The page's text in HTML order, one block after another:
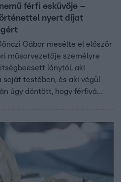
férfi esküvője –
nyert díjat
Gábor mesélte el először
műsorvezetője személyre
lánytól, aki
testében, és aki végül
úgy döntött, hogy férfivá
esküvőjére, ami 2010-ben
stábját. Az esküvőről és a
13 éve ezen a napon
láthatják.